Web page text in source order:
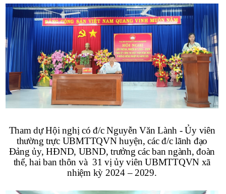
Tham dự Hội nghị có đ/c Nguyễn Văn Lành - Ủy viên
thường trực UBMTTQVN huyện, các đ/c lãnh đạo
Đảng ủy, HĐND, UBND, trưởng các ban ngành, đoàn
thể, hai ban thôn và 31 vị ủy viên UBMTTQVN xã
nhiệm kỳ 2024 – 2029.